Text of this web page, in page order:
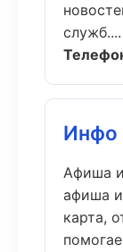
служб....
Инфо
Афиша
афиша
карта,